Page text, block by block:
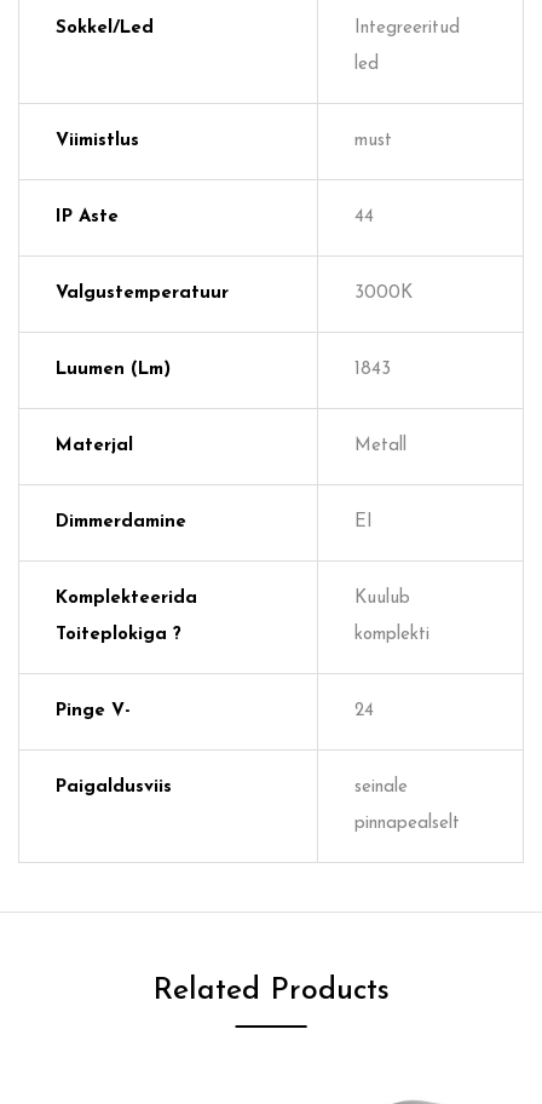
Sokkel/Led
Integreeritud
led
Viimistlus must
IP Aste 44
Valgustemperatuur 3000K
Luumen (lm) 1843
Materjal Metall
Dimmerdamine EI
Komplekteerida
Toiteplokiga ?
Kuulub
komplekti
Pinge V- 24
Paigaldusviis
seinale
pinnapealselt
Related Products